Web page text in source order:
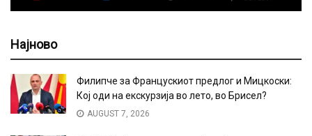
Најново
Филипче за Францускиот предлог и Мицкоски:
Кој оди на екскурзија во лето, во Брисел?
AUGUST 7, 2026